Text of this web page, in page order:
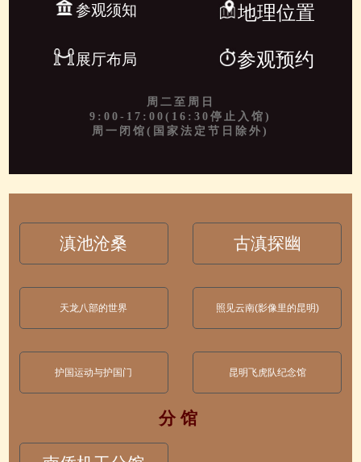
参观须知 地理位置
展厅布局 参观预约
周二至周日
9:00-17:00(16:30停止入馆)
周一闭馆(国家法定节日除外)
滇池沧桑 古滇探幽
天龙八部的世界 照见云南(影像里的昆明)
护国运动与护国门 昆明飞虎队纪念馆
分 馆